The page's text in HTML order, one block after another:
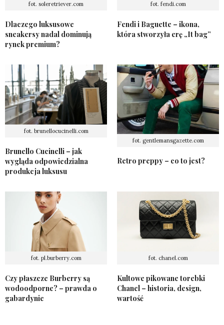
fot. soleretriever.com
Dlaczego luksusowe
sneakersy nadal dominują
rynek premium?
fot. fendi.com
Fendi i Baguette – ikona,
która stworzyła erę „It bag”
fot. brunellocucinelli.com
Brunello Cucinelli – jak
wygląda odpowiedzialna
produkcja luksusu
fot. gentlemansgazette.com
Retro preppy – co to jest?
fot. pl.burberry.com
Czy płaszcze Burberry są
wodoodporne? – prawda o
gabardynie
fot. chanel.com
Kultowe pikowane torebki
Chanel – historia, design,
wartość